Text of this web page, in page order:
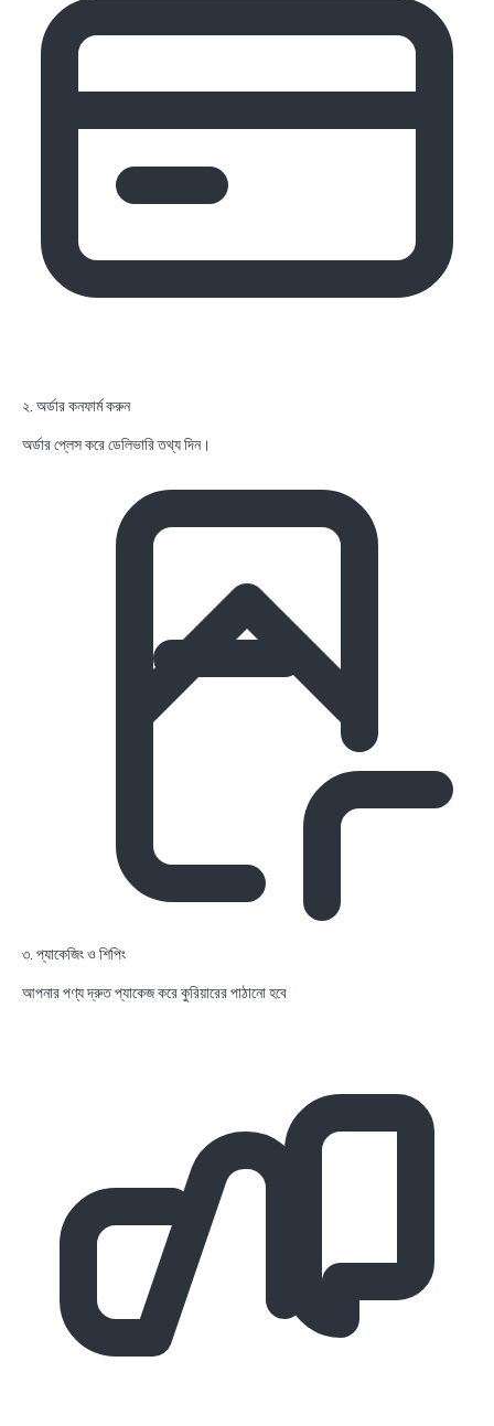
২. অর্ডার কনফার্ম করুন
অর্ডার প্লেস করে ডেলিভারি তথ্য দিন।
৩. প্যাকেজিং ও শিপিং
আপনার পণ্য দ্রুত প্যাকেজ করে কুরিয়ারের পাঠানো হবে